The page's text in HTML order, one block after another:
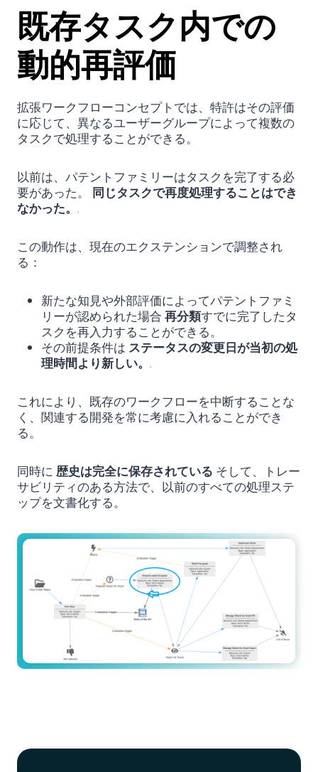
既存タスク内での
動的再評価
拡張ワークフローコンセプトでは、特許はその評価
に応じて、異なるユーザーグループによって複数の
タスクで処理することができる。
以前は、パテントファミリーはタスクを完了する必
要があった。 同じタスクで再度処理することはでき
なかった。 .
この動作は、現在のエクステンションで調整され
る：
新たな知見や外部評価によってパテントファミ
リーが認められた場合再分類すでに完了したタ
スクを再入力することができる。
その前提条件は ステータスの変更日が当初の処
理時間より新しい。 .
これにより、既存のワークフローを中断することな
く、関連する開発を常に考慮に入れることができ
る。
同時に 歴史は完全に保存されている そして、トレー
サビリティのある方法で、以前のすべての処理ステ
ップを文書化する。